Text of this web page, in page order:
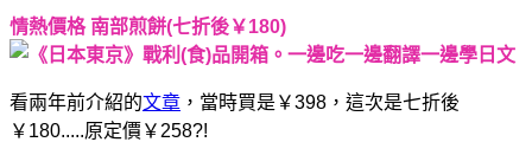
情熱價格 南部煎餅(七折後￥180)
看兩年前介紹的文章 ，當時買是￥398，這次是七折後
￥180.....原定價￥258?!